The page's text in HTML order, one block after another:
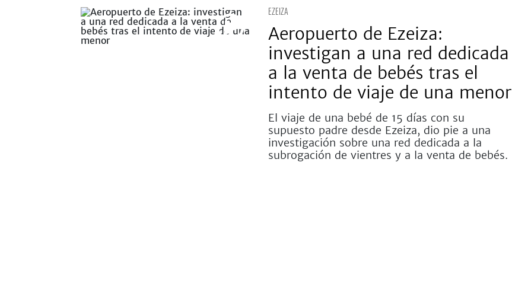
EZEIZA
Aeropuerto de Ezeiza:
investigan a una red dedicada
a la venta de bebés tras el
intento de viaje de una menor
El viaje de una bebé de 15 días con su
supuesto padre desde Ezeiza, dio pie a una
investigación sobre una red dedicada a la
subrogación de vientres y a la venta de bebés.